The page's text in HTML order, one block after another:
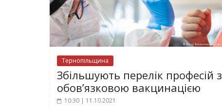
Тернопільщина
Збільшують перелік професій з
обов’язковою вакцинацією
10:30 | 11.10.2021